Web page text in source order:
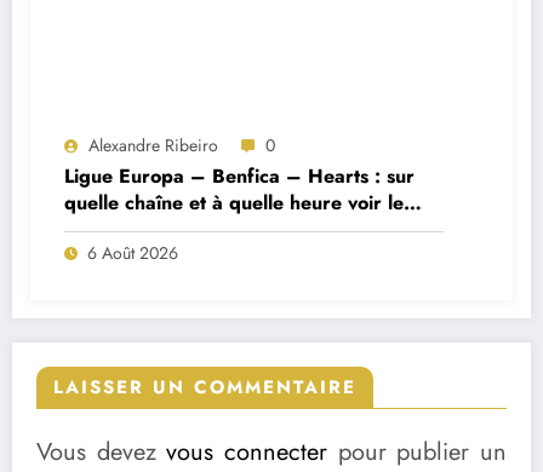
Alexandre Ribeiro 0
Ligue Europa – Benfica – Hearts : sur
quelle chaîne et à quelle heure voir le
match ?
6 Août 2026
LAISSER UN COMMENTAIRE
Vous devezvous connecter pour publier un